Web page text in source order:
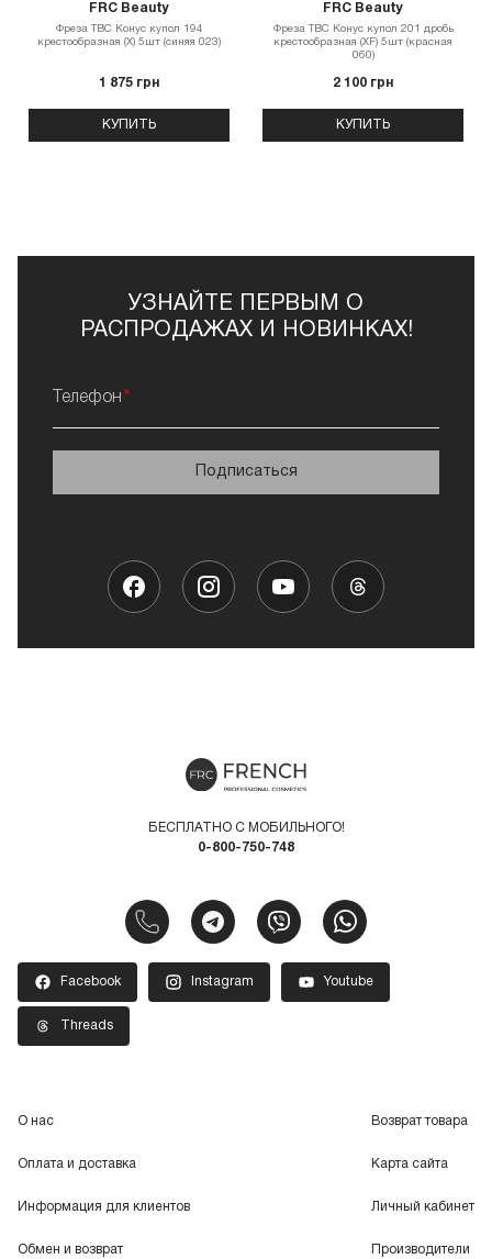
FRC Beauty
Фреза ТВС Конус купол 194
крестообразная (X) 5шт (синяя 023)
1 875 грн
КУПИТЬ
FRC Beauty
Фреза ТВС Конус купол 201 дробь
крестообразная (XF) 5шт (красная
060)
2 100 грн
КУПИТЬ
УЗНАЙТЕ ПЕРВЫМ О
РАСПРОДАЖАХ И НОВИНКАХ!
Телефон
Подписаться
БЕСПЛАТНО С МОБИЛЬНОГО!
0-800-750-748
Facebook Instagram Youtube
Threads
О нас
Оплата и доставка
Информация для клиентов
Обмен и возврат
Возврат товара
Карта сайта
Личный кабинет
Производители